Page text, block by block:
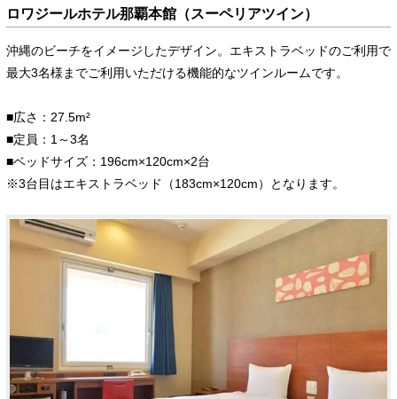
ロワジールホテル那覇本館（スーペリアツイン）
沖縄のビーチをイメージしたデザイン。エキストラベッドのご利用で
最大3名様までご利用いただける機能的なツインルームです。
■広さ：27.5m²
■定員：1～3名
■ベッドサイズ：196cm×120cm×2台
※3台目はエキストラベッド（183cm×120cm）となります。